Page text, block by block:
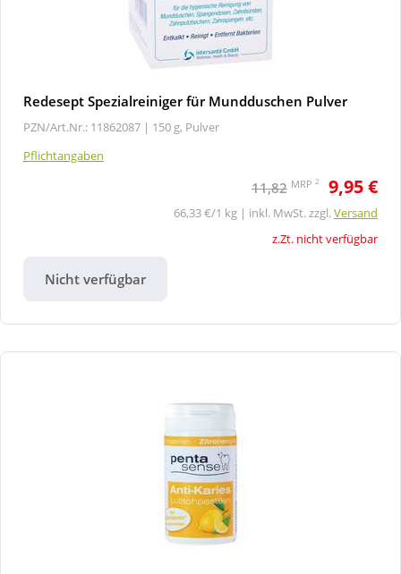
Redesept Spezialreiniger für Mundduschen Pulver
PZN/Art.Nr.: 11862087 | 150 g, Pulver
Pflichtangaben
11,82 MRP 2 9,95 €
66,33 €/1 kg | inkl. MwSt. zzgl.Versand
z.Zt. nicht verfügbar
Nicht verfügbar